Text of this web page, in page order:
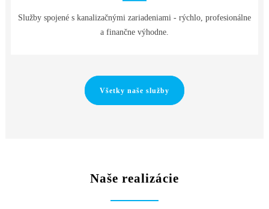
Služby spojené s kanalizačnými zariadeniami - rýchlo, profesionálne
a finančne výhodne.
Všetky naše služby
Naše realizácie